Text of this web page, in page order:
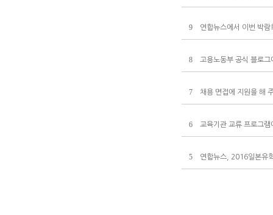
9 연합뉴스에서 이번 박람
8 고용노동부 공식 블로
7 채용 면접에 지원을 해
6 교육기관 교류 프로그
5 연합뉴스, 2016일본유